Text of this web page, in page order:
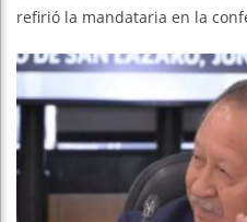
refirió la mandataria en la